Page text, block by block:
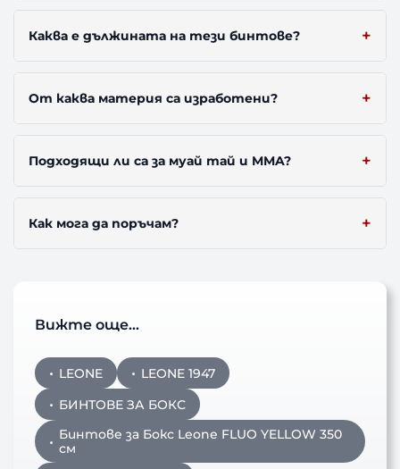
Каква е дължината на тези бинтове?
От каква материя са изработени?
Подходящи ли са за муай тай и MMA?
Как мога да поръчам?
Вижте още…
LEONE
LEONE 1947
БИНТОВЕ ЗА БОКС
Бинтове за Бокс Leone FLUO YELLOW 350
см